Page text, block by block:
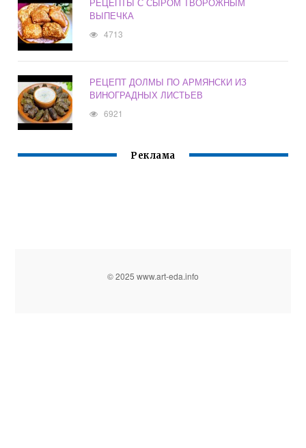
ВЫПЕЧКА
4713
РЕЦЕПТ ДОЛМЫ ПО АРМЯНСКИ ИЗ
ВИНОГРАДНЫХ ЛИСТЬЕВ
6921
Реклама
© 2025 www.art-eda.info